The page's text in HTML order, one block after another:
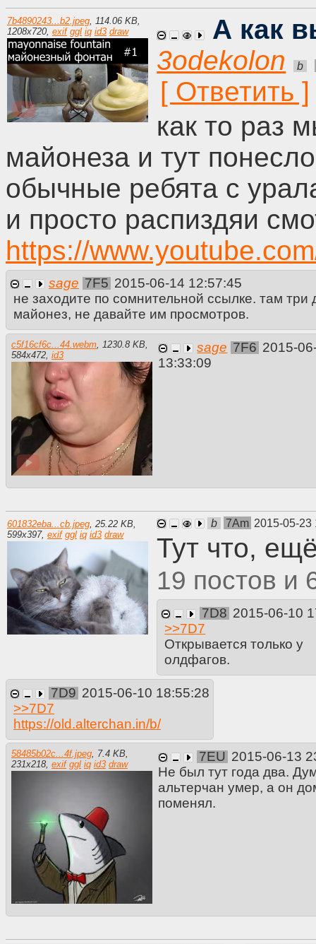
7b4890243...b2.jpeg 114.06 KB
1208x720 exif ggl iq id3 draw
А как
3odekolon
b
как то раз
майонеза и тут
обычные ребята с
и просто распиздяи
https://
sage 7F5 2015-06-14 12:57:45
не заходите по сомнительной ссылке. там три
майонез, не давайте им просмотров.
c5f16cf6c...44.webm, 1230.8 KB,
584x472, id3
sage 7F6 2015-
13:33:09
601832eba...cb.jpeg 25.22 KB
599x397, exif ggl iq id3 draw
b 7Am 2015-05-
Тут что,
19
7D8 2015-06-10
>>7D7
Открывается только у
олдфагов.
7D9 2015-06-10 18:55:28
>>7D7
https://old.alterchan.in/b/
58485b02c...4f.jpeg, 7.4 KB,
231x218, exif ggl iq id3 draw
7EU 2015-06-13
Не был тут года два.
альтерчан умер, а он
поменял.